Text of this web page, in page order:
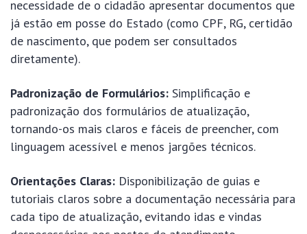
necessidade de o cidadão apresentar documentos que
já estão em posse do Estado (como CPF, RG, certidão
de nascimento, que podem ser consultados
diretamente).
Padronização de Formulários: Simplificação e
padronização dos formulários de atualização,
tornando-os mais claros e fáceis de preencher, com
linguagem acessível e menos jargões técnicos.
Orientações Claras: Disponibilização de guias e
tutoriais claros sobre a documentação necessária para
cada tipo de atualização, evitando idas e vindas